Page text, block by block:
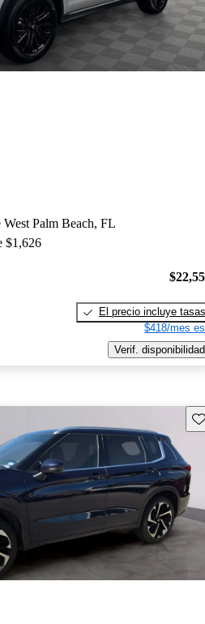
Palm Beach, FL
$1,626
El precio incluye tasas
$418/mes
Verif. disponibilidad